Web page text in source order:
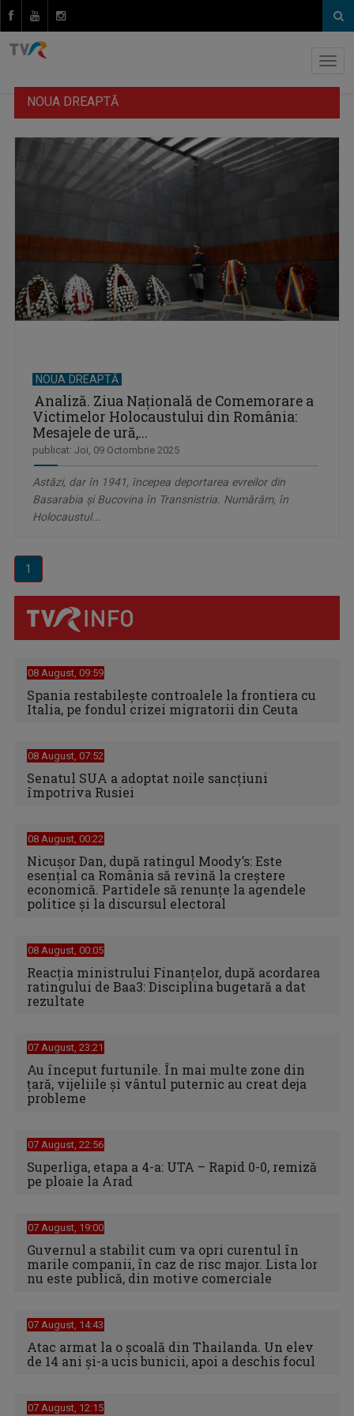
NOUA DREAPTĂ
NOUA DREAPTĂ
Analiză. Ziua Națională de Comemorare a
Victimelor Holocaustului din România:
Mesajele de ură,...
publicat: Joi, 09 Octombrie 2025
Astăzi, dar în 1941, începea deportarea evreilor din
Basarabia și Bucovina în Transnistria. Numărăm, în
Holocaustul...
1
08 August, 09:59
Spania restabileşte controalele la frontiera cu
Italia, pe fondul crizei migratorii din Ceuta
08 August, 07:52
Senatul SUA a adoptat noile sancţiuni
împotriva Rusiei
08 August, 00:22
Nicușor Dan, după ratingul Moody’s: Este
esențial ca România să revină la creștere
economică. Partidele să renunțe la agendele
politice și la discursul electoral
08 August, 00:05
Reacția ministrului Finanțelor, după acordarea
ratingului de Baa3: Disciplina bugetară a dat
rezultate
07 August, 23:21
Au început furtunile. În mai multe zone din
țară, vijeliile și vântul puternic au creat deja
probleme
07 August, 22:56
Superliga, etapa a 4-a: UTA – Rapid 0-0, remiză
pe ploaie la Arad
07 August, 19:00
Guvernul a stabilit cum va opri curentul în
marile companii, în caz de risc major. Lista lor
nu este publică, din motive comerciale
07 August, 14:43
Atac armat la o școală din Thailanda. Un elev
de 14 ani și-a ucis bunicii, apoi a deschis focul
07 August, 12:15